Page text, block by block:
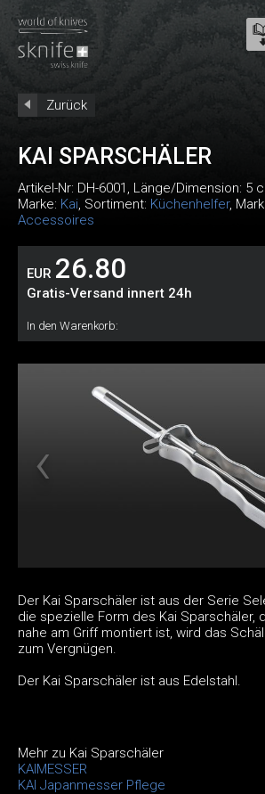
Zurück
KAI SPARSCHÄLER
Artikel-Nr: DH-6001 , Länge/Dimension: 5
Marke: Kai, Sortiment: Küchenhelfer,
Accessoires
EUR 26.80
Gratis-Versand innert 24h
In den Warenkorb:
Der Kai Sparschäler ist aus der Serie
die spezielle Form des Kai Sparschäler,
nahe am Griff montiert ist, wird das
zum Vergnügen.
Der Kai Sparschäler ist aus Edelstahl.
Mehr zu Kai Sparschäler
KAIMESSER
KAI Japanmesser Pflege